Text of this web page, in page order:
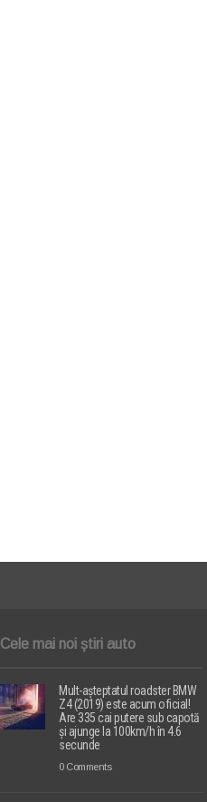
Cele mai noi știri auto
Mult-așteptatul roadster BMW
Z4 (2019) este acum oficial!
Are 335 cai putere sub capotă
și ajunge la 100km/h în 4.6
secunde
0 Comments